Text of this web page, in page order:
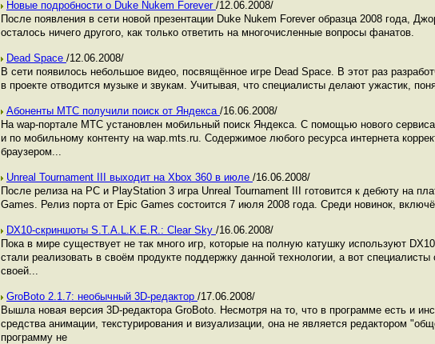
Новые подробности о Duke Nukem Forever /12.06.2008/
После появления в сети новой презентации Duke Nukem Forever образца 2008 года,
осталось ничего другого, как только ответить на многочисленные вопросы фанатов.
Dead Space /12.06.2008/
В сети появилось небольшое видео, посвящённое игре Dead Space. В этот раз
в проекте отводится музыке и звукам. Учитывая, что специалисты делают ужастик,
Абоненты МТС получили поиск от Яндекса /16.06.2008/
На wap-портале МТС установлен мобильный поиск Яндекса. С помощью нового
и по мобильному контенту на wap.mts.ru. Содержимое любого ресурса интернета
браузером...
Unreal Tournament III выходит на Xbox 360 в июле /16.06.2008/
После релиза на РС и PlayStation 3 игра Unreal Tournament III готовится к дебюту на
Games. Релиз порта от Epic Games состоится 7 июля 2008 года. Среди новинок,
DX10-скриншоты S.T.A.L.K.E.R.: Clear Sky /16.06.2008/
Пока в мире существует не так много игр, которые на полную катушку используют
стали реализовать в своём продукте поддержку данной технологии, а вот
своей...
GroBoto 2.1.7: необычный 3D-редактор /17.06.2008/
Вышла новая версия 3D-редактора GroBoto. Несмотря на то, что в программе есть и
средства анимации, текстурирования и визуализации, она не является редактором
программу не